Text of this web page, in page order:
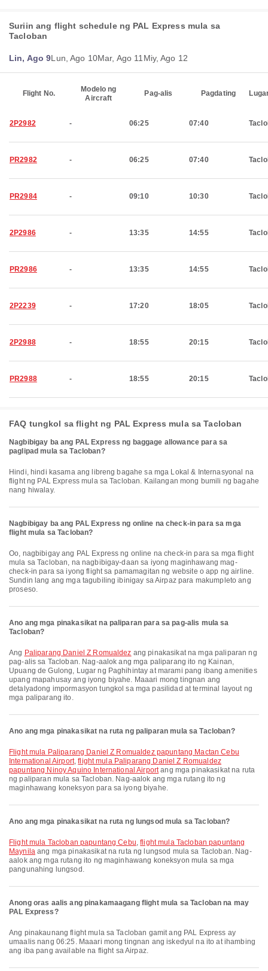
Suriin ang flight schedule ng PAL Express mula sa
Tacloban
Lin, Ago 9Lun, Ago 10Mar, Ago 11 Miy, Ago 12
Flight No.
Modelo ng
Aircraft
Pag-alis Pagdating
2P2982 - 06:25 07:40
PR2982 - 06:25 07:40
PR2984 - 09:10 10:30
2P2986 - 13:35 14:55
PR2986 - 13:35 14:55
2P2239 - 17:20 18:05
2P2988 - 18:55 20:15
PR2988 - 18:55 20:15
FAQ tungkol sa flight ng PAL Express mula sa Tacloban
Nagbibigay ba ang PAL Express ng baggage allowance para sa
paglipad mula sa Tacloban?
Hindi, hindi kasama ang libreng bagahe sa mga Lokal & Internasyonal na
flight ng PAL Express mula sa Tacloban. Kailangan mong bumili ng bagahe
nang hiwalay.
Nagbibigay ba ang PAL Express ng online na check-in para sa mga
flight mula sa Tacloban?
Oo, nagbibigay ang PAL Express ng online na check-in para sa mga flight
mula sa Tacloban, na nagbibigay-daan sa iyong maginhawang mag-
check-in para sa iyong flight sa pamamagitan ng website o app ng airline.
Sundin lang ang mga tagubiling ibinigay sa Airpaz para makumpleto ang
proseso.
Ano ang mga pinakasikat na paliparan para sa pag-alis mula sa
Tacloban?
Ang Paliparang Daniel Z Romualdez ang pinakasikat na mga paliparan ng
pag-alis sa Tacloban. Nag-aalok ang mga paliparang ito ng Kainan,
Upuang de Gulong, Lugar ng Paghihintay at marami pang ibang amenities
upang mapahusay ang iyong biyahe. Maaari mong tingnan ang
detalyadong impormasyon tungkol sa mga pasilidad at terminal layout ng
mga paliparang ito.
Ano ang mga pinakasikat na ruta ng paliparan mula sa Tacloban?
flight mula Paliparang Daniel Z Romualdez papuntang Mactan Cebu
International Airport,flight mula Paliparang Daniel Z Romualdez
papuntang Ninoy Aquino International Airportang mga pinakasikat na ruta
ng paliparan mula sa Tacloban. Nag-aalok ang mga rutang ito ng
maginhawang koneksyon para sa iyong biyahe.
Ano ang mga pinakasikat na ruta ng lungsod mula sa Tacloban?
flight mula Tacloban papuntang Cebu,flight mula Tacloban papuntang
Maynilaang mga pinakasikat na ruta ng lungsod mula sa Tacloban. Nag-
aalok ang mga rutang ito ng maginhawang koneksyon mula sa mga
pangunahing lungsod.
Anong oras aalis ang pinakamaagang flight mula sa Tacloban na may
PAL Express?
Ang pinakaunang flight mula sa Tacloban gamit ang PAL Express ay
umaalis nang 06:25. Maaari mong tingnan ang iskedyul na ito at ihambing
ang iba pang available na flight sa Airpaz.